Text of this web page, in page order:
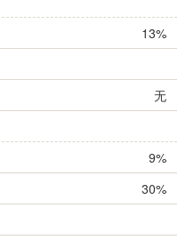
13%
无
9%
30%